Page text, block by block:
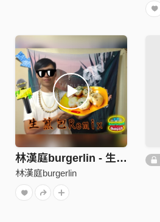
林漢庭burgerlin - 生煎包remix（頑童MJ116)
林漢庭burgerlin